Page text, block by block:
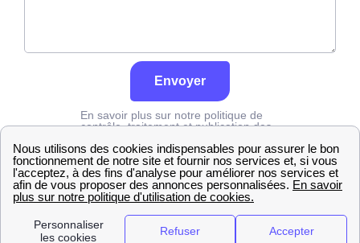
Envoyer
En savoir plus sur notre politique de
contrôle, traitement et publication des
Edf Nord Dechy